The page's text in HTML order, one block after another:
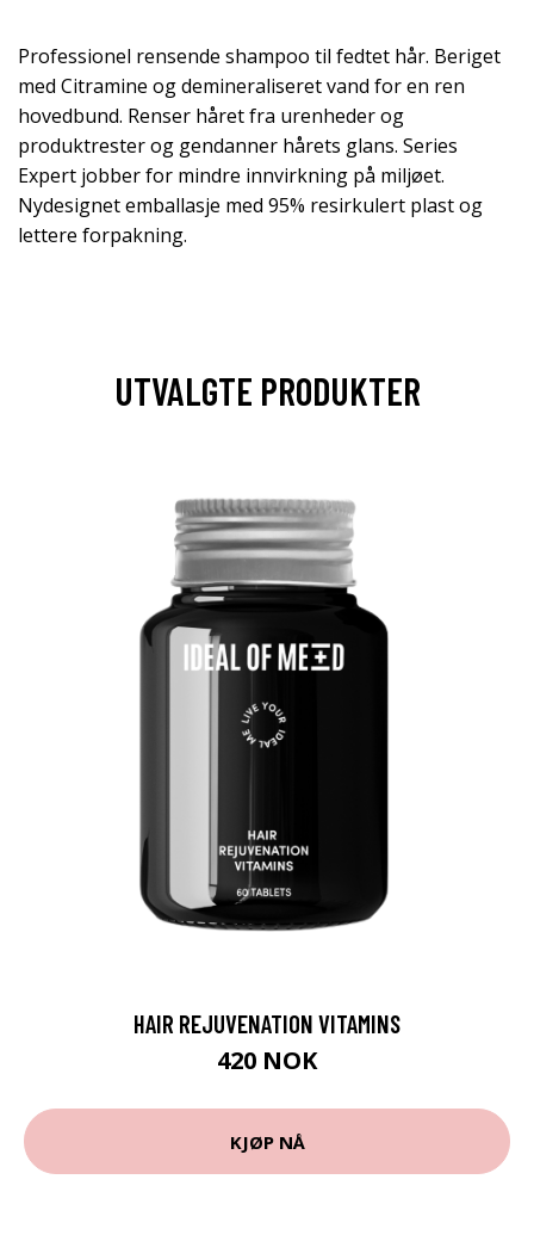
Professionel rensende shampoo til fedtet hår. Beriget
med Citramine og demineraliseret vand for en ren
hovedbund. Renser håret fra urenheder og
produktrester og gendanner hårets glans. Series
Expert jobber for mindre innvirkning på miljøet.
Nydesignet emballasje med 95% resirkulert plast og
lettere forpakning.
UTVALGTE PRODUKTER
HAIR REJUVENATION VITAMINS
420 NOK
KJØP NÅ